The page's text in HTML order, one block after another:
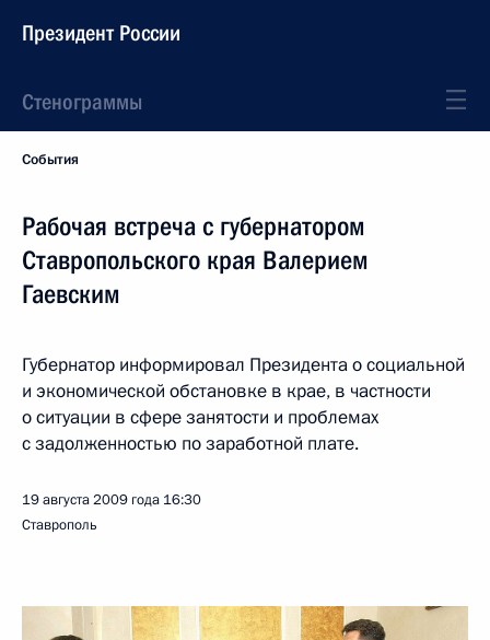
Президент России
Стенограммы
События
Рабочая встреча с губернатором
Ставропольского края Валерием
Гаевским
Губернатор информировал Президента о социальной
и экономической обстановке в крае, в частности
о ситуации в сфере занятости и проблемах
с задолженностью по заработной плате.
19 августа 2009 года 16:30
Ставрополь